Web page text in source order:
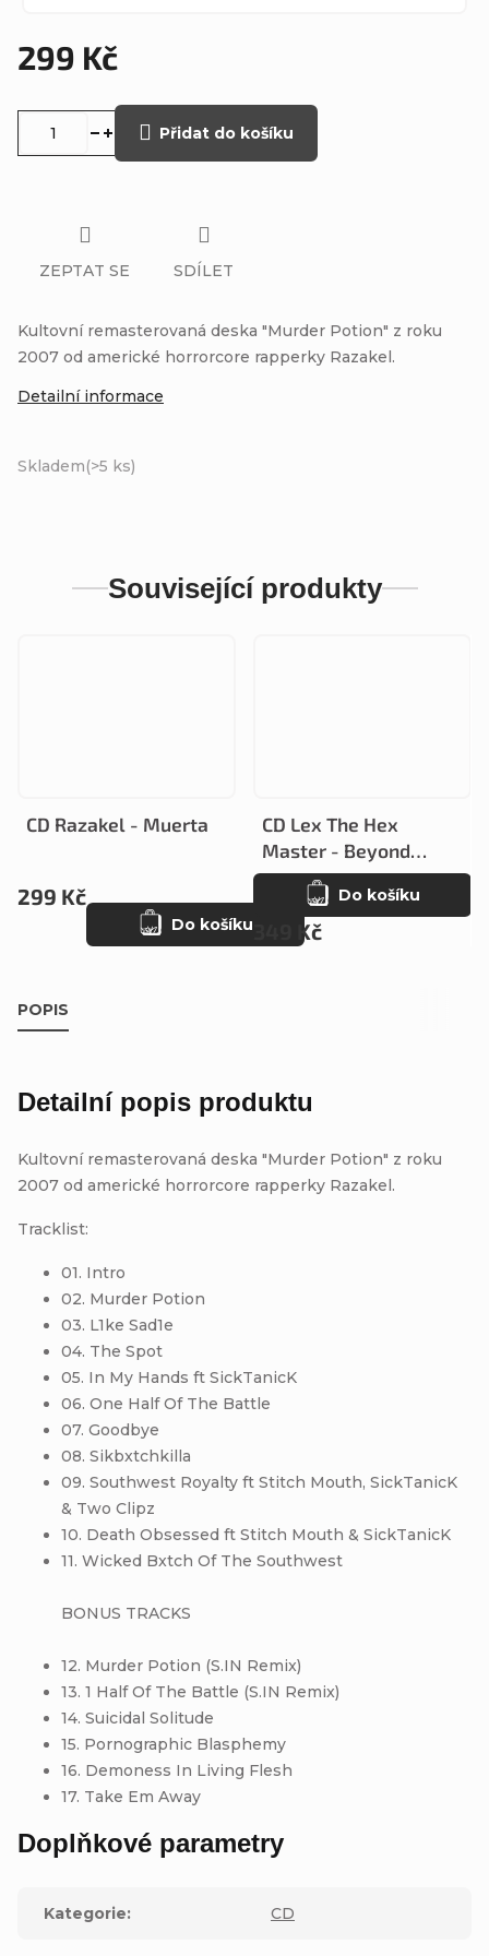
299 Kč
Skladem(>5 ks)
Přidat do košíku
Kultovní remasterovaná deska "Murder Potion" z roku
2007 od americké horrorcore rapperky Razakel.
Detailní informace
ZEPTAT SE SDÍLET
Související produkty
CD Razakel - Muerta
299 Kč
Do košíku
CD Lex The Hex
Master - Beyond
Redemption (Deluxe
Edition)
349 Kč
Do košíku
POPIS
Detailní popis produktu
Kultovní remasterovaná deska "Murder Potion" z roku
2007 od americké horrorcore rapperky Razakel.
Tracklist:
01. Intro
02. Murder Potion
03. L1ke Sad1e
04. The Spot
05. In My Hands ft SickTanicK
06. One Half Of The Battle
07. Goodbye
08. Sikbxtchkilla
09. Southwest Royalty ft Stitch Mouth, SickTanicK
& Two Clipz
10. Death Obsessed ft Stitch Mouth & SickTanicK
11. Wicked Bxtch Of The Southwest
BONUS TRACKS
12. Murder Potion (S.IN Remix)
13. 1 Half Of The Battle (S.IN Remix)
14. Suicidal Solitude
15. Pornographic Blasphemy
16. Demoness In Living Flesh
17. Take Em Away
Doplňkové parametry
Kategorie: CD